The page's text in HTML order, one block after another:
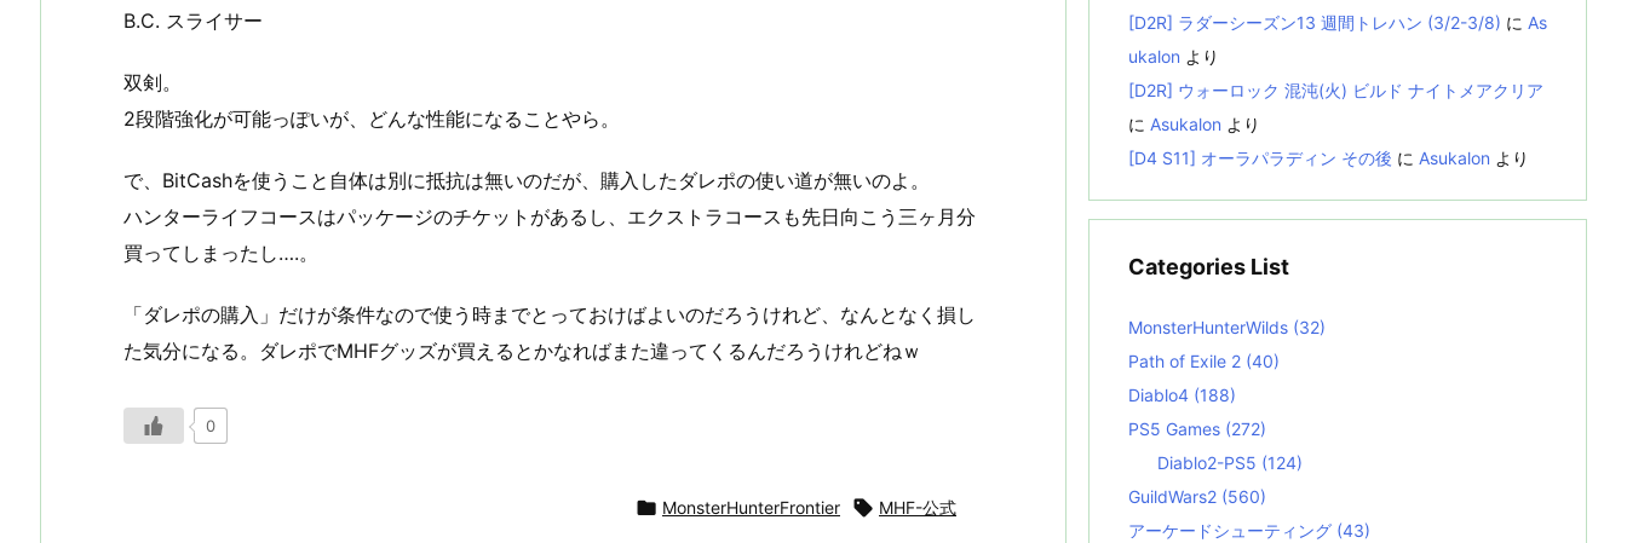
B.C. スライサー
双剣。
2段階強化が可能っぽいが、どんな性能になることやら。
で、BitCashを使うこと自体は別に抵抗は無いのだが、購入したダレポの使い道が無いのよ。
ハンターライフコースはパッケージのチケットがあるし、エクストラコースも先日向こう三ヶ月分
買ってしまったし….。
「ダレポの購入」だけが条件なので使う時までとっておけばよいのだろうけれど、なんとなく損し
た気分になる。ダレポでMHFグッズが買えるとかなればまた違ってくるんだろうけれどねｗ
0
 MonsterHunterFrontier  MHF-公式
[D2R] ラダーシーズン13 週間トレハン (3/2-3/8) に As
ukalon より
[D2R] ウォーロック 混沌(火) ビルド ナイトメアクリア
に Asukalon より
[D4 S11] オーラパラディン その後 に Asukalon より
Categories List
MonsterHunterWilds (32)
Path of Exile 2 (40)
Diablo4 (188)
PS5 Games (272)
Diablo2-PS5 (124)
GuildWars2 (560)
アーケードシューティング (43)